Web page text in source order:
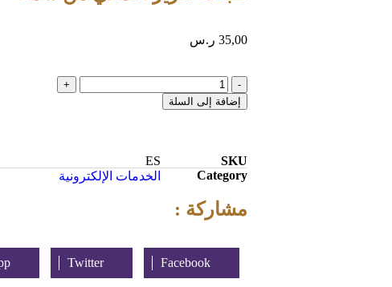
35,00 ر.س
إضافة إلى السلة
SKU
ES
Category
الخدمات الإلكترونية
مشاركة :
Facebook
Twitter